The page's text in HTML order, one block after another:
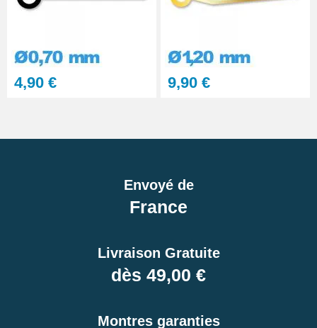
4,90 € 9,90 €
Envoyé de
France
Livraison Gratuite
dès 49,00 €
Montres garanties